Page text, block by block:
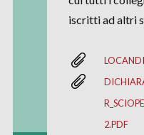
iscritti ad altri
2.PDF